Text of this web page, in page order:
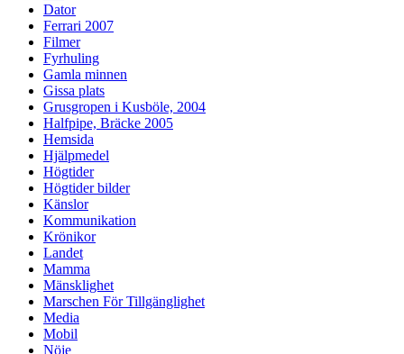
Dator
Ferrari 2007
Filmer
Fyrhuling
Gamla minnen
Gissa plats
Grusgropen i Kusböle, 2004
Halfpipe, Bräcke 2005
Hemsida
Hjälpmedel
Högtider
Högtider bilder
Känslor
Kommunikation
Krönikor
Landet
Mamma
Mänsklighet
Marschen För Tillgänglighet
Media
Mobil
Nöje